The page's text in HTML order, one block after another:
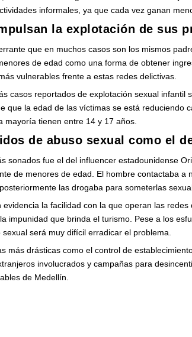
informales, ya que cada vez ganan
la explotación de sus
que en muchos casos son los mismos
de edad como una forma de obtener
vulnerables frente a estas redes delictivas.
casos reportados de explotación sexual infantil
que la edad de las víctimas se está reduciendo
mayoría tienen entre 14 y 17 años.
de abuso sexual como el
sonados fue el del influencer estadounidense
de menores de edad. El hombre contactaba a
las drogaba para someterlas
evidencia la facilidad con la que operan las redes
impunidad que brinda el turismo. Pese a los
será muy difícil erradicar el problema.
más drásticas como el control de
involucrados y campañas para
de Medellín.